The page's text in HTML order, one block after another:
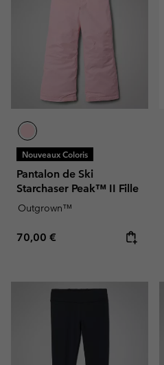
Nouveaux Coloris
Pantalon de Ski
Starchaser Peak™ II Fille
Outgrown™
Regular price:
70,00 €